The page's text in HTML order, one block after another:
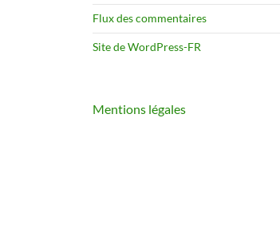
Flux des commentaires
Site de WordPress-FR
Mentions légales